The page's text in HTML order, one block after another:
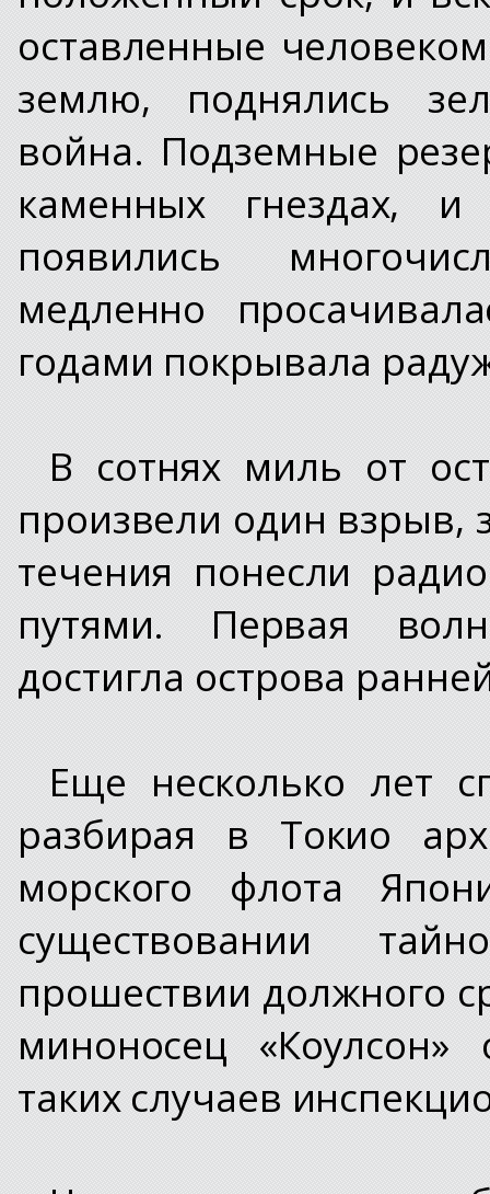
оставленные
землю, поднялись
война. Подземные
каменных гнездах,
появились
медленно
годами покрывала
В сотнях миль от
произвели один взрыв,
течения понесли
путями. Первая
достигла острова
Еще несколько лет
разбирая в Токио
морского флота
существовании
прошествии должного
миноносец
таких случаев